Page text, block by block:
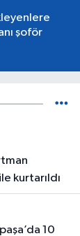
şoför
kurtarıldı